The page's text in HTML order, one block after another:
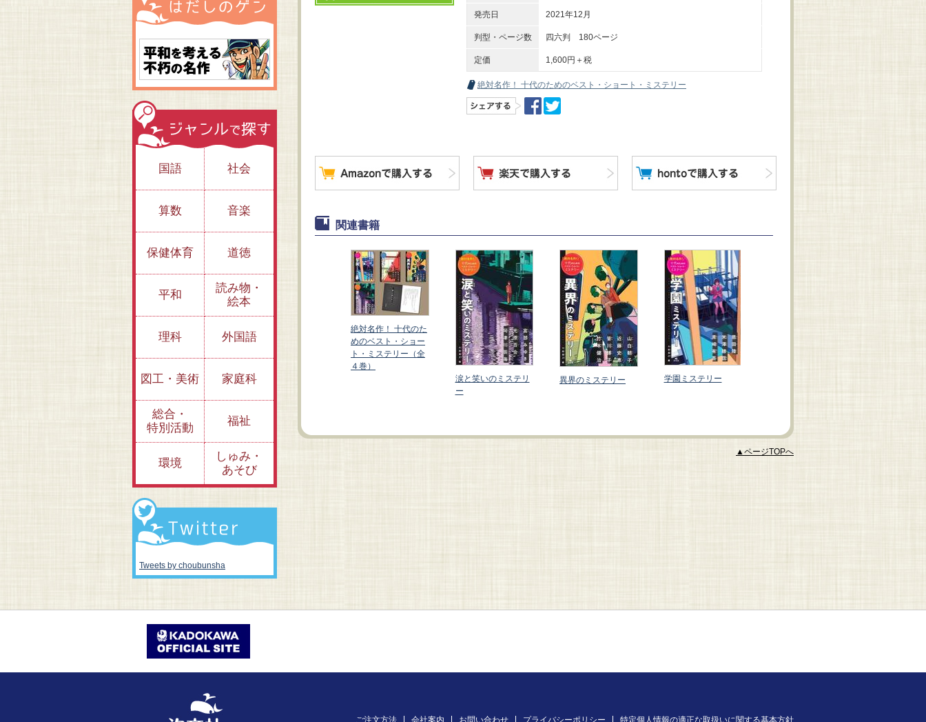
発売日 2021年12月
判型・ページ数 四六判 180ページ
定価 1,600円＋税
絶対名作！ 十代のためのベスト・ショート・ミステリー
関連書籍
異界のミステリー 学園ミステリー
絶対名作！ 十代のた
めのベスト・ショー
ト・ミステリー（全
４巻）
涙と笑いのミステリ
ー
異界のミステリー 学園ミステリー
▲ページTOPへ
国語 社会
算数 音楽
保健体育 道徳
平和
読み物・
絵本
理科 外国語
図工・美術 家庭科
総合・
特別活動
福祉
環境
しゅみ・
あそび
Tweets by choubunsha